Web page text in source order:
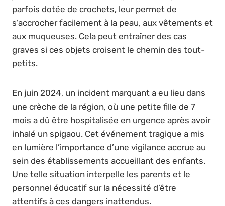
parfois dotée de crochets, leur permet de
s’accrocher facilement à la peau, aux vêtements et
aux muqueuses. Cela peut entraîner des cas
graves si ces objets croisent le chemin des tout-
petits.
En juin 2024, un incident marquant a eu lieu dans
une crèche de la région, où une petite fille de 7
mois a dû être hospitalisée en urgence après avoir
inhalé un spigaou. Cet événement tragique a mis
en lumière l’importance d’une vigilance accrue au
sein des établissements accueillant des enfants.
Une telle situation interpelle les parents et le
personnel éducatif sur la nécessité d’être
attentifs à ces dangers inattendus.